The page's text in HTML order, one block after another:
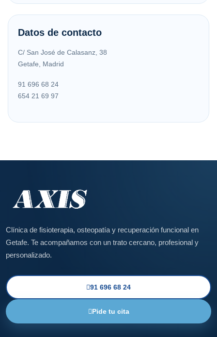
Datos de contacto
C/ San José de Calasanz, 38
Getafe, Madrid
91 696 68 24
654 21 69 97
Clínica de fisioterapia, osteopatía y recuperación funcional en
Getafe. Te acompañamos con un trato cercano, profesional y
personalizado.
91 696 68 24
Pide tu cita